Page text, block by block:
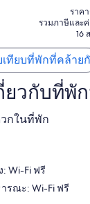
ราค
รวมภาษีและค่
16
เทียบที่พักที่คล้าย
ยวกับที่พั
กในที่พัก
Wi-Fi ฟรี
รณะ: Wi-Fi ฟรี